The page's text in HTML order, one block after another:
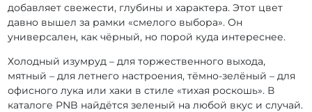
добавляет свежести, глубины и характера. Этот цвет
давно вышел за рамки «смелого выбора». Он
универсален, как чёрный, но порой куда интереснее.
Холодный изумруд – для торжественного выхода,
мятный – для летнего настроения, тёмно-зелёный – для
офисного лука или хаки в стиле «тихая роскошь». В
каталоге PNB найдётся зеленый на любой вкус и случай.